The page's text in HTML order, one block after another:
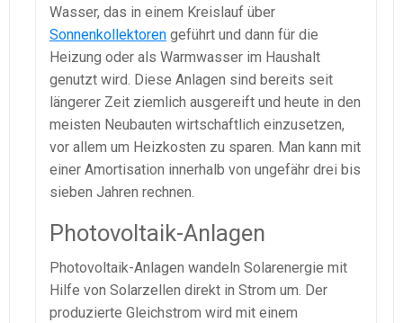
Wasser, das in einem Kreislauf über
Sonnenkollektoren geführt und dann für die
Heizung oder als Warmwasser im Haushalt
genutzt wird. Diese Anlagen sind bereits seit
längerer Zeit ziemlich ausgereift und heute in den
meisten Neubauten wirtschaftlich einzusetzen,
vor allem um Heizkosten zu sparen. Man kann mit
einer Amortisation innerhalb von ungefähr drei bis
sieben Jahren rechnen.
Photovoltaik-Anlagen
Photovoltaik-Anlagen wandeln Solarenergie mit
Hilfe von Solarzellen direkt in Strom um. Der
produzierte Gleichstrom wird mit einem